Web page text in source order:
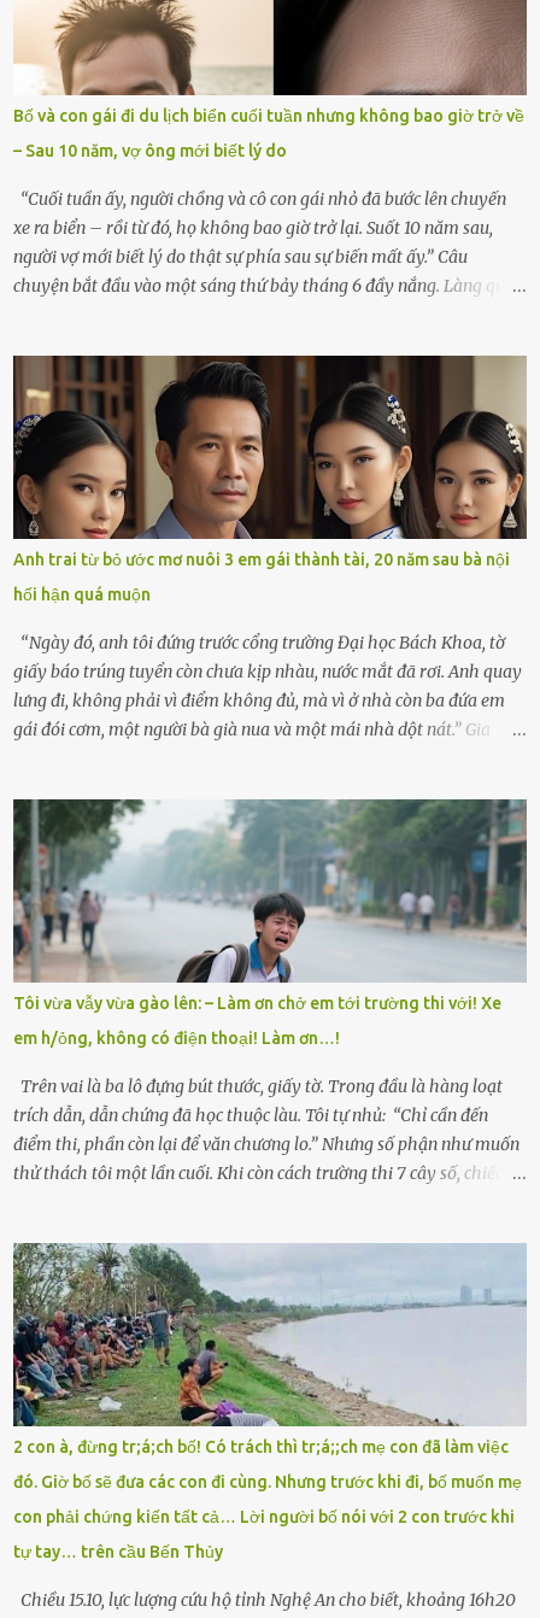
thiết đã đến bên, giúp tôi tổ chức tang lễ chu toàn. Và hôm nay là
ngày giỗ đầu tiên của vợ, 49 ngày sau khi cô ấy rời xa tôi mãi
mãi.Buổi sáng hôm đó, sau khi cúng cơm xong, tôi quyết định lên
sắp xếp lại bàn thờ vợ. Mọi thứ vẫn như mọi ngày, nhưng có điều gì
đó kỳ lạ mà tôi không thể giải thích được. Trong khoảnh khắc tôi
cúi xuống lau chùi bát hương, một luồng gió lạ thoáng qua, khiến
tôi giật mình. Và rồi, một chuyện kinh...
Bố và con gái đi du lịch biển cuối tuần nhưng không bao giờ trở về
– Sau 10 năm, vợ ông mới biết lý do
“Cuối tuần ấy, người chồng và cô con gái nhỏ đã bước lên chuyến
xe ra biển – rồi từ đó, họ không bao giờ trở lại. Suốt 10 năm sau,
người vợ mới biết lý do thật sự phía sau sự biến mất ấy.” Câu
chuyện bắt đầu vào một sáng thứ bảy tháng 6 đầy nắng. Làng quê
không kém. Ông Minh, vốn là một người đàn ông điềm đạm, ít nói,
hôm ấy lại đặc biệt vui vẻ. Ông chuẩn bị hành lý cho chuyến đi biển
cùng cô con gái 8 tuổi tên Thảo. “Em ở nhà nghỉ ngơi nhé, anh đưa
con đi biển hai ngày, để nó được ngắm sóng, nghịch cát. Về chắc nó
sẽ kể cho em nghe cả tuần không hết chuyện.” – Ông Minh cười
hiền, vuốt tóc vợ. Bà Hạnh nhìn chồng và con gái ríu rít chuẩn bị mà
lòng cũng rộn ràng. Bà vốn ít có dịp đi xa vì còn bận buôn bán ở chợ,
nên lần này cũng đành ở nhà. Thảo ôm chầm lấy mẹ trước khi đi:
“Con sẽ nhặt thật nhiều vỏ sò cho mẹ nhé!” Chiếc xe khách lăn
bánh rời khỏi bến...
Anh trai từ bỏ ước mơ nuôi 3 em gái thành tài, 20 năm sau bà nội
hối hận quá muộn
“Ngày đó, anh tôi đứng trước cổng trường Đại học Bách Khoa, tờ
giấy báo trúng tuyển còn chưa kịp nhàu, nước mắt đã rơi. Anh quay
lưng đi, không phải vì điểm không đủ, mà vì ở nhà còn ba đứa em
gái đói cơm, một người bà già nua và một mái nhà dột nát.” Gia
có tin tức. Mọi gánh nặng đổ dồn lên đôi vai gầy guộc của bà nội –
cụ Nguyễn Thị Đào – và cậu con trai cả là Trí, lúc đó mới chỉ 17 tuổi.
Trí là học sinh giỏi toàn huyện, học lớp 12 nhưng đã biết làm ruộng,
làm thuê, biết đi cày thuê từ 4h sáng rồi lại tất tả về đi học. Người
trong làng thương lắm, bảo: “Thằng Trí học giỏi mà hiền, sau này
nên ông này bà nọ đó!” Trí có ba cô em gái: Mai, Lan và Hương – ba
cái tên mẹ đặt lúc còn sống, mong tụi nhỏ sau này như hoa mai nở
giữa mùa đông. Nhưng hoa có đẹp mấy cũng cần đất màu, mà nhà
thì chỉ toàn đất sỏi đá và khốn khó. Năm đó, Trí đỗ Đại học Bách
Khoa Hà...
Tôi vừa vẫy vừa gào lên: – Làm ơn chở em tới trường thi với! Xe
em h/ỏng, không có điện thoại! Làm ơn…!
Trên vai là ba lô đựng bút thước, giấy tờ. Trong đầu là hàng loạt
trích dẫn, dẫn chứng đã học thuộc làu. Tôi tự nhủ: “Chỉ cần đến
điểm thi, phần còn lại để văn chương lo.” Nhưng số phận như muốn
thử thách tôi một lần cuối. Khi còn cách trường thi 7 cây số, chiếc xe
sực nhớ – điện thoại đang sạc, sáng nay quên mang theo! Giữa con
đường thưa thớt người qua lại, tôi hoảng loạn vẫy tay xin đi nhờ. –
Chú ơi, cháu đi thi, xe hỏng rồi! Làm ơn cho cháu đi nhờ với! – Cô ơi,
giúp cháu với, cháu không có điện thoại… Người thì lắc đầu. Người
thì tăng ga tránh xa như né một kẻ lừa đảo. Tôi gào lên giữa đường
như một kẻ mất trí. Vô ích. 6h10. Còn hơn 30 phút nữa. Trong đầu
tôi chỉ có một lựa chọn duy nhất: chạy. Tôi quăng xe vào vệ đường,
rút tờ giấy báo dự thi nhét túi áo, đeo ba lô và chạy . Chạy miết.
Chạy không ngừng. Qua ngã...
2 con à, đừng tr;á;ch bố! Có trách thì tr;á;;ch mẹ con đã làm việc
đó. Giờ bố sẽ đưa các con đi cùng. Nhưng trước khi đi, bố muốn mẹ
con phải chứng kiến tất cả… Lời người bố nói với 2 con trước khi
tự tay… trên cầu Bến Thủy
Chiều 15.10, lực lượng cứu hộ tỉnh Nghệ An cho biết, khoảng 16h20